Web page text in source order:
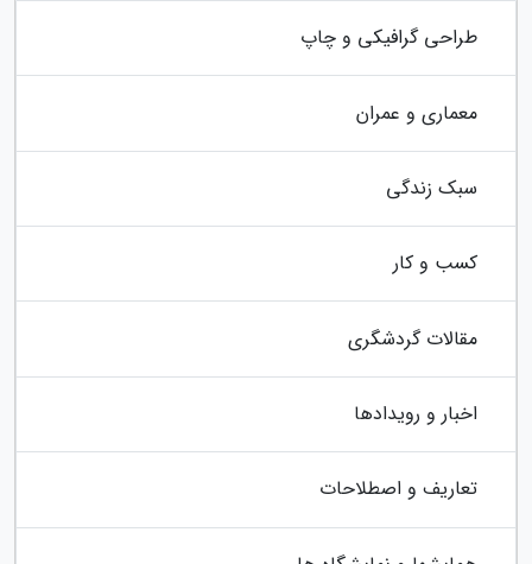
طراحی گرافیکی و چاپ
معماری و عمران
سبک زندگی
کسب و کار
مقالات گردشگری
اخبار و رویدادها
تعاریف و اصطلاحات